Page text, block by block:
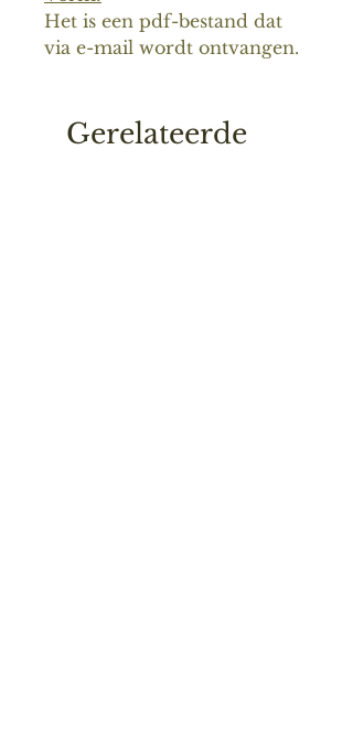
Het is een pdf-bestand dat
via e-mail wordt ontvangen.
Gerelateerde